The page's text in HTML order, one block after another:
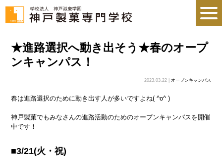
★進路選択へ動き出そう★春のオープ
ンキャンパス！
2023.03.22 | オープンキャンパス
春は進路選択のために動き出す人が多いですよね( ^o^ )
神戸製菓でもみなさんの進路活動のためのオープンキャンパスを開催
中です！
■3/21(火・祝)